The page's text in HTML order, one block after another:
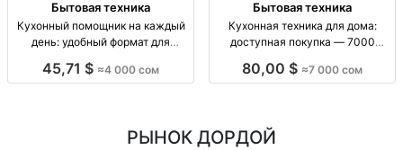
Бытовая техника
Кухонный помощник на каждый
день: удобный формат для
помощник для ежедневной
45,71 $ ≈4 000 сом
Бытовая техника
Кухонная техника для дома:
доступная покупка — 7000
готовки; цена 7000
80,00 $ ≈7 000 сом
РЫНОК ДОРДОЙ